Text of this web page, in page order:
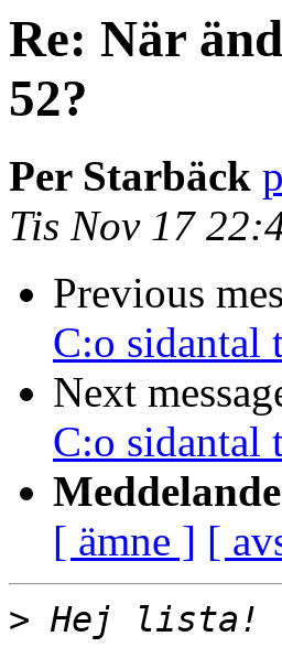
Re: När
52?
Per Starbäck
Tis Nov 17
Previous
C:o sidantal
Next
C:o sidantal
[ ämne ] [
>